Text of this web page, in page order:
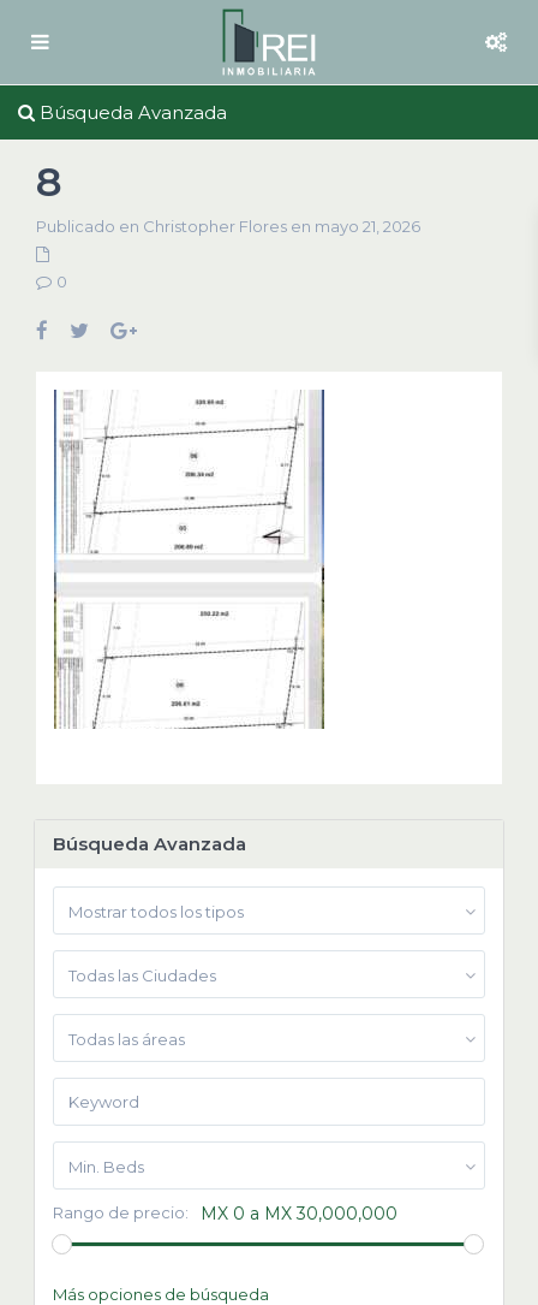
Búsqueda Avanzada
8
Publicado en Christopher Flores en mayo 21, 2026
0
Búsqueda Avanzada
Mostrar todos los tipos
Todas las Ciudades
Todas las áreas
Min. Beds
Rango de precio: MX 0 a MX 30,000,000
Más opciones de búsqueda